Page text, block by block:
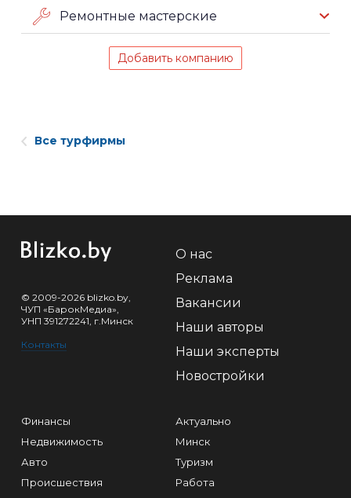
Ремонтные мастерские
Добавить компанию
Все турфирмы
© 2009-2026 blizko.by,
ЧУП «БарокМедиа»,
УНП 391272241, г.Минск
Контакты
О нас
Реклама
Вакансии
Наши авторы
Наши эксперты
Новостройки
Финансы
Недвижимость
Авто
Происшествия
Актуально
Минск
Туризм
Работа